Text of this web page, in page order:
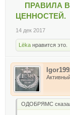
ПРАВИЛА
ЦЕННОСТЕЙ.
14 дек 2017
Lёka нравится это.
ОДОБРЯМС